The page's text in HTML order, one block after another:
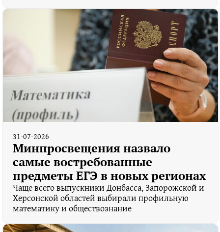
31-07-2026
Минпросвещения назвало
самые востребованные
предметы ЕГЭ в новых регионах
Чаще всего выпускники Донбасса, Запорожской и
Херсонской областей выбирали профильную
математику и обществознание